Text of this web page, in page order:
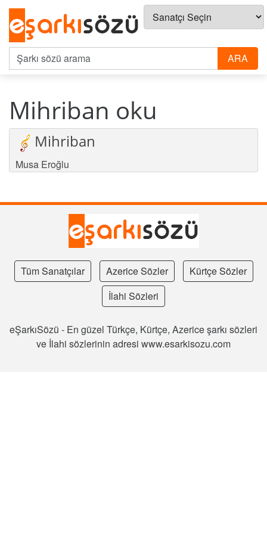
Mihriban oku
Mihriban
Musa Eroğlu
Tüm Sanatçılar Azerice Sözler
Kürtçe Sözler
İlahi Sözleri
eŞarkıSözü - En güzel Türkçe, Kürtçe, Azerice şarkı sözleri
ve İlahi sözlerinin adresi www.esarkisozu.com